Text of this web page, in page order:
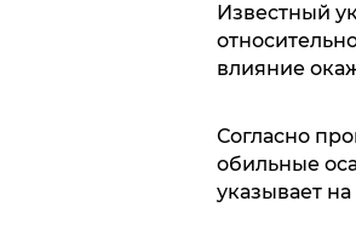
Известный
влияние
Согласно
обильные
указывает